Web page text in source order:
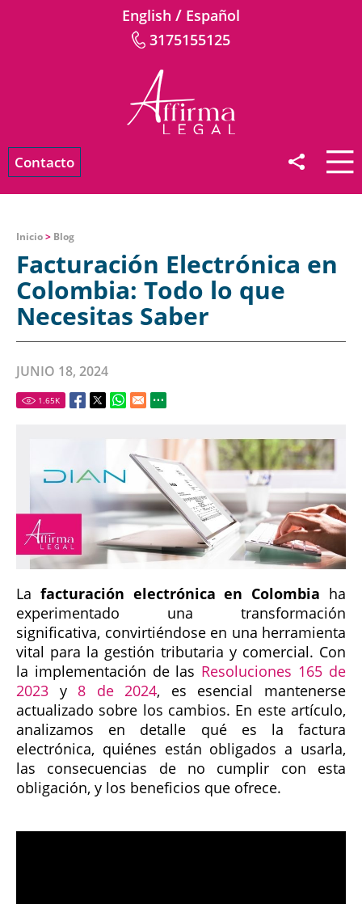
English / Español
3175155125
Contacto
Inicio> Blog
Facturación Electrónica en
Colombia: Todo lo que
Necesitas Saber
JUNIO 18, 2024
1.65K
La facturación electrónica en Colombia ha
experimentado una transformación
significativa, convirtiéndose en una herramienta
vital para la gestión tributaria y comercial. Con
la implementación de las Resoluciones 165 de
2023 y 8 de 2024, es esencial mantenerse
actualizado sobre los cambios. En este artículo,
analizamos en detalle qué es la factura
electrónica, quiénes están obligados a usarla,
las consecuencias de no cumplir con esta
obligación, y los beneficios que ofrece.